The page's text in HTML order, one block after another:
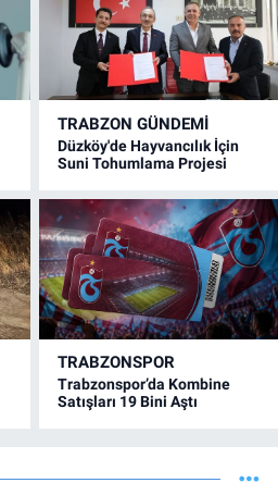
TRABZON GÜNDEMİ
Düzköy'de Hayvancılık İçin
Suni Tohumlama Projesi
TRABZONSPOR
Trabzonspor’da Kombine
Satışları 19 Bini Aştı